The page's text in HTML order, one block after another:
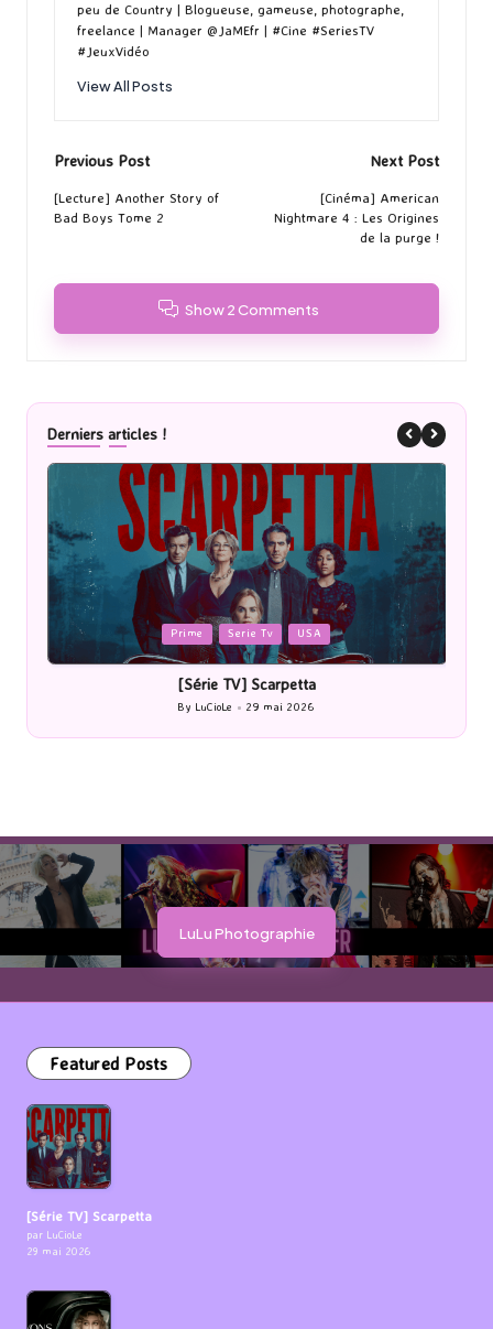
peu de Country | Blogueuse, gameuse, photographe,
freelance | Manager @JaMEfr | #Cine #SeriesTV
#JeuxVidéo
View All Posts
Post
navigation
Previous Post
[Lecture] Another Story of
Bad Boys Tome 2
Next Post
[Cinéma] American
Nightmare 4 : Les Origines
de la purge !
Show 2 Comments
Derniers articles !
Posted
in
Prime Serie Tv USA
[Série TV] Scarpetta
Posted
by
By LuCioLe 29 mai 2026
LuLu Photographie
Featured Posts
[Série TV] Scarpetta
par LuCioLe
29 mai 2026